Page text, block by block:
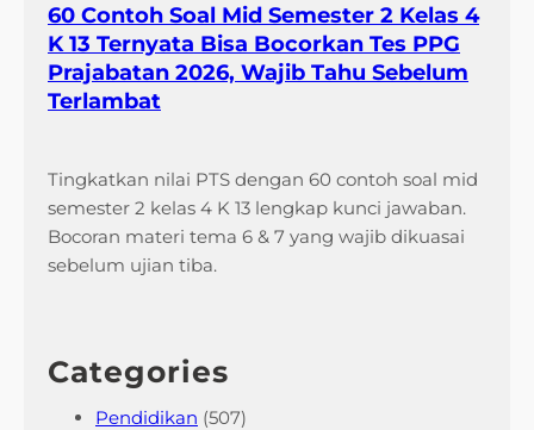
60 Contoh Soal Mid Semester 2 Kelas 4
K 13 Ternyata Bisa Bocorkan Tes PPG
Prajabatan 2026, Wajib Tahu Sebelum
Terlambat
Tingkatkan nilai PTS dengan 60 contoh soal mid
semester 2 kelas 4 K 13 lengkap kunci jawaban.
Bocoran materi tema 6 & 7 yang wajib dikuasai
sebelum ujian tiba.
Categories
Pendidikan (507)